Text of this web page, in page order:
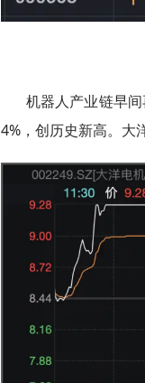
机器人产业链早
4%，创历史新高。大